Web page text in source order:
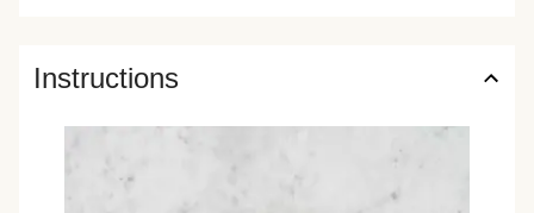
Instructions